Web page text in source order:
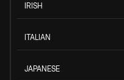
IRISH
ITALIAN
JAPANESE